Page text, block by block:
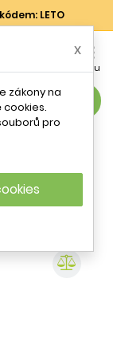
LETO

Menu
search
x
zákony na
pro